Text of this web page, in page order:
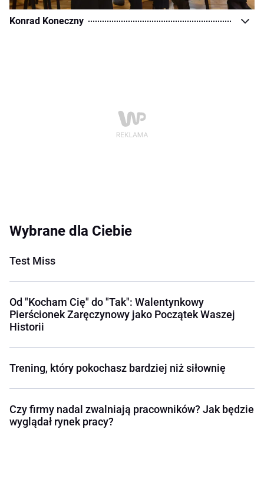
Konrad Koneczny
Wybrane dla Ciebie
Test Miss
Od "Kocham Cię" do "Tak": Walentynkowy
Pierścionek Zaręczynowy jako Początek Waszej
Historii
Trening, który pokochasz bardziej niż siłownię
Czy firmy nadal zwalniają pracowników? Jak będzie
wyglądał rynek pracy?